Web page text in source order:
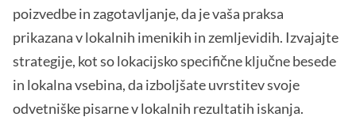
poizvedbe in zagotavljanje, da je vaša praksa
prikazana v lokalnih imenikih in zemljevidih. Izvajajte
strategije, kot so lokacijsko specifične ključne besede
in lokalna vsebina, da izboljšate uvrstitev svoje
odvetniške pisarne v lokalnih rezultatih iskanja.